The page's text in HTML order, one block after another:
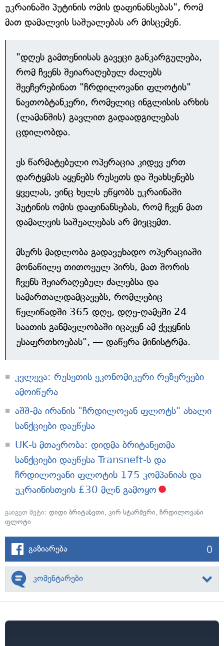
უკრაინაში პუტინის ომის დაფინანსებას", რომ
მათ დამალვის საშუალებას არ მისცემენ.
"დღეს გამთენიისას გავეცი განკარგულება,
რომ ჩვენს შეიარაღებულ ძალებს
შეეჩერებინათ "ჩრდილოვანი ფლოტის"
ნავთობტანკერი, რომელიც ინგლისის არხის
(ლამანშის) გავლით გადაადგილებას
ცდილობდა.
ეს წარმატებული ოპერაცია კიდევ ერთ
დარტყმას აყენებს რუსეთს და შეახსენებს
ყველას, ვინც ხელს უწყობს უკრაინაში
პუტინის ომის დაფინანსებას, რომ ჩვენ მათ
დამალვის საშუალებას არ მივცემთ.
მსურს მადლობა გადავუხადო ოპერაციაში
მონაწილე თითოეულ პირს, მათ შორის
ჩვენს შეიარაღებულ ძალებსა და
სამართალდამცავებს, რომლებიც
წელიწადში 365 დღე, დღე-ღამეში 24
საათის განმავლობაში იცავენ ამ ქვეყნის
უსაფრთხოებას", — დაწერა მინისტრმა.
კვლევა: რუსეთის ეკონომიკური რეზერვები
ამოიწურა
აშშ-მა ირანის "ჩრდილოვან ფლოტს" ახალი
სანქციები დაუწესა
UK-ს მთავრობა: დიდმა ბრიტანეთმა
სანქციები დაუწესა Transneft-ს და
ჩრდილოვანი ფლოტის 175 კომპანიას და
უკრაინისთვის £30 მლნ გამოყო
გაიგეთ მეტი: დიდი ბრიტანეთი, კირ სტარმერი, ჩრდილოვანი
ფლოტი
გაზიარება 0
კომენტარები